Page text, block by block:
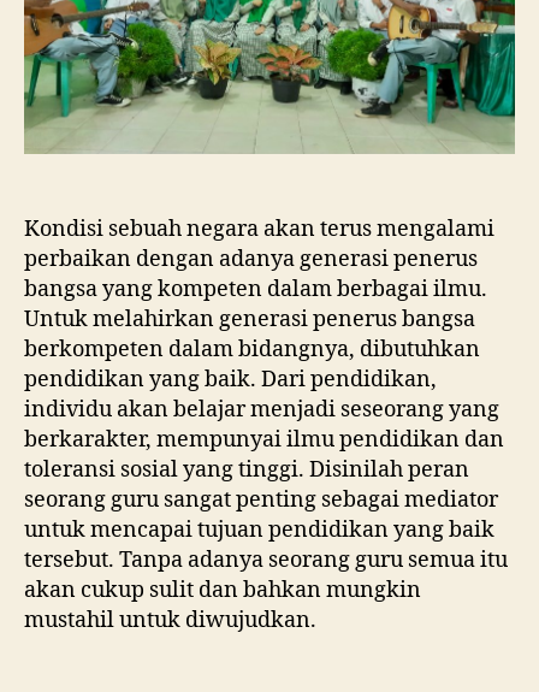
Membebaskan
Siswa
Berkreasi
dalam
Merayakan
Kondisi sebuah negara akan terus mengalami
perbaikan dengan adanya generasi penerus
bangsa yang kompeten dalam berbagai ilmu.
Untuk melahirkan generasi penerus bangsa
berkompeten dalam bidangnya, dibutuhkan
pendidikan yang baik. Dari pendidikan,
individu akan belajar menjadi seseorang yang
berkarakter, mempunyai ilmu pendidikan dan
toleransi sosial yang tinggi. Disinilah peran
seorang guru sangat penting sebagai mediator
untuk mencapai tujuan pendidikan yang baik
tersebut. Tanpa adanya seorang guru semua itu
akan cukup sulit dan bahkan mungkin
mustahil untuk diwujudkan.